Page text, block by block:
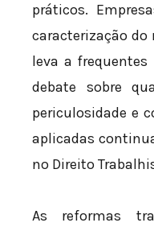
práticos.
caracterização do
leva a
debate sobre
periculosidade e
aplicadas
no Direito
As reformas